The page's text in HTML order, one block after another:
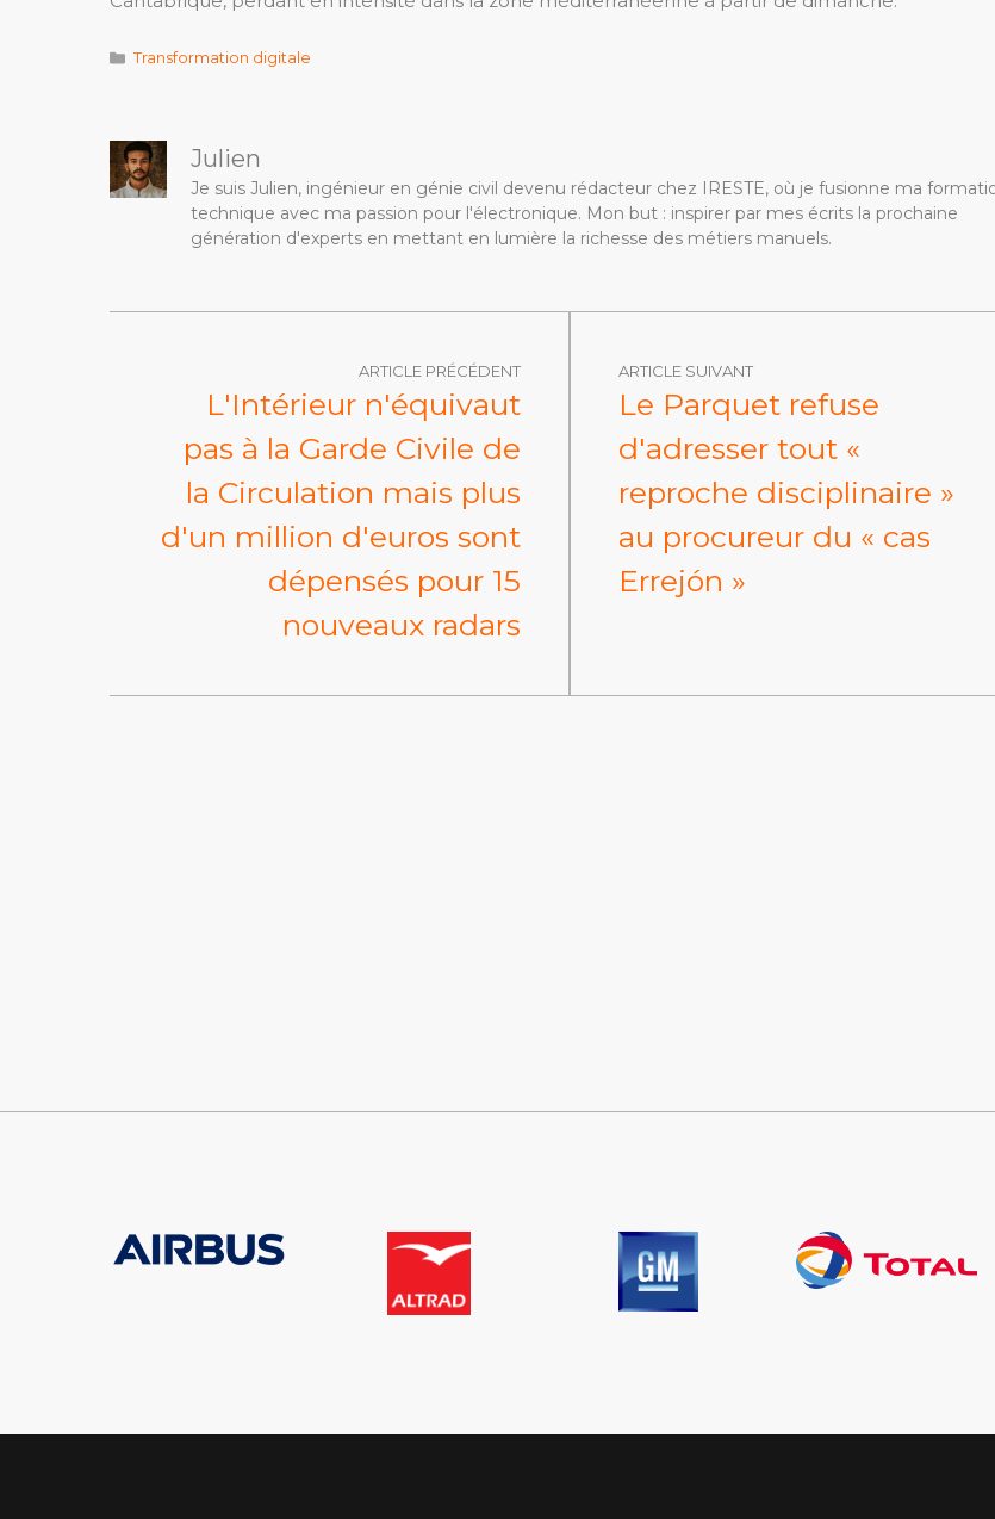
Catégories
Transformation digitale
Julien
Je suis Julien, ingénieur en génie civil devenu rédacteur chez IRESTE, où je fusionne ma
technique avec ma passion pour l'électronique. Mon but : inspirer par mes écrits la prochaine
génération d'experts en mettant en lumière la richesse des métiers manuels.
ARTICLE PRÉCÉDENT
L'Intérieur n'équivaut
pas à la Garde Civile de
la Circulation mais plus
d'un million d'euros sont
dépensés pour 15
nouveaux radars
ARTICLE SUIVANT
Le Parquet refuse
d'adresser tout «
reproche disciplinaire »
au procureur du « cas
Errejón »